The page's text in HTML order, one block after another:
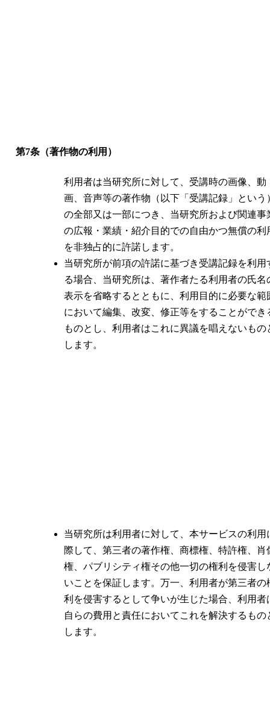
第7条（著作物の利用）
利用者は当研究所に対して、受講時の画像、動
画、音声等の著作物（以下「受講記録」という
の全部又は一部につき、当研究所および関連事
の広報・業績・紹介目的での自由かつ無償の利
を非独占的に許諾します。
当研究所が前項の許諾に基づき受講記録を利用
る場合、当研究所は、著作者たる利用者の氏名
表示を省略するとともに、利用目的に必要な範
において編集、改変、修正等をすることができ
ものとし、利用者はこれに異議を唱えないもの
します。
当研究所は利用者に対して、本サービスの利用
際して、第三者の著作権、商標権、特許権、肖
権、パブリシティ権その他一切の権利を侵害し
いことを保証します。万一、利用者が第三者の
利を侵害するとして争いが生じた場合、利用者
自らの費用と責任においてこれを解決するもの
します。